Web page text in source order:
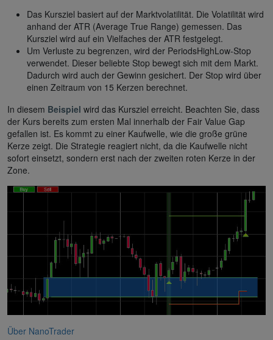
Das Kursziel basiert auf der Marktvolatilität. Die Volatilität wird
anhand der ATR (Average True Range) gemessen. Das
Kursziel wird auf ein Vielfaches der ATR festgelegt.
Um Verluste zu begrenzen, wird der PeriodsHighLow-Stop
verwendet. Dieser beliebte Stop bewegt sich mit dem Markt.
Dadurch wird auch der Gewinn gesichert. Der Stop wird über
einen Zeitraum von 15 Kerzen berechnet.
In diesem Beispiel wird das Kursziel erreicht. Beachten Sie, dass
der Kurs bereits zum ersten Mal innerhalb der Fair Value Gap
gefallen ist. Es kommt zu einer Kaufwelle, wie die große grüne
Kerze zeigt. Die Strategie reagiert nicht, da die Kaufwelle nicht
sofort einsetzt, sondern erst nach der zweiten roten Kerze in der
Zone.
Über NanoTrader